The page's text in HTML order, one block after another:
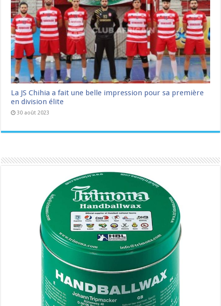
La JS Chihia a fait une belle impression pour sa première
en division élite
30 août 2023